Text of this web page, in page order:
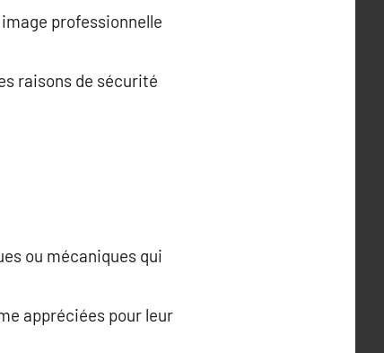
professionnelle
raisons de sécurité
ou mécaniques qui
appréciées pour leur